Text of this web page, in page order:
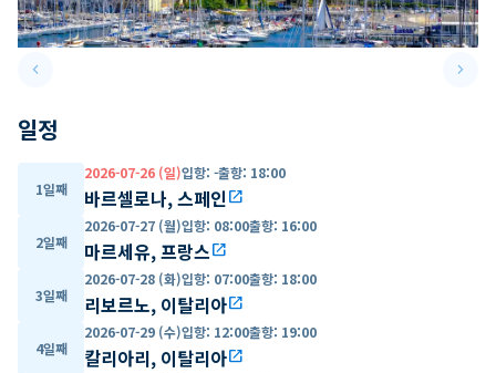
keyboard_arrow_leftPrevious slide keyboard_arrow_right
일정
1일째
2026-07-26 (일)입항: -출항: 18:00
바르셀로나, 스페인open_in_new
2일째
2026-07-27 (월)입항: 08:00출항: 16:00
마르세유, 프랑스open_in_new
3일째
2026-07-28 (화)입항: 07:00출항: 18:00
리보르노, 이탈리아open_in_new
4일째
2026-07-29 (수)입항: 12:00출항: 19:00
칼리아리, 이탈리아open_in_new